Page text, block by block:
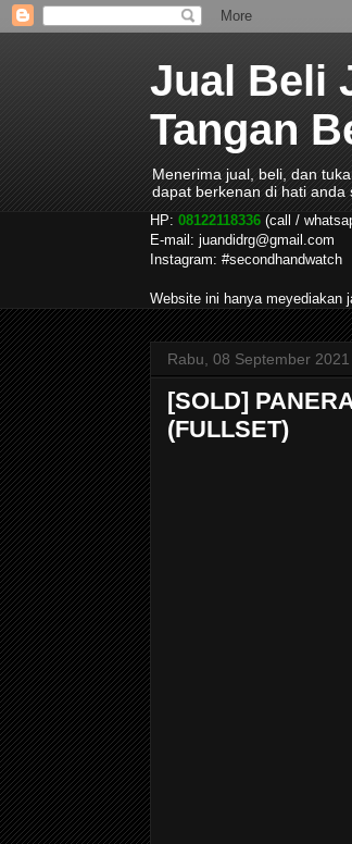
Jual Beli
Tangan
Menerima jual, beli, dan
dapat berkenan di hati anda
HP: 08122118336 (call /
E-mail: juandidrg@gmail.com
Instagram: #secondhandwatch
Website ini hanya meyediakan
Rabu, 08 September 2021
[SOLD]
(FULLSET)